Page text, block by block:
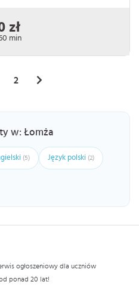
zł
min
2
w: Łomża
(5) Język polski (2)
ogłoszeniowy dla uczniów
ponad 20 lat!